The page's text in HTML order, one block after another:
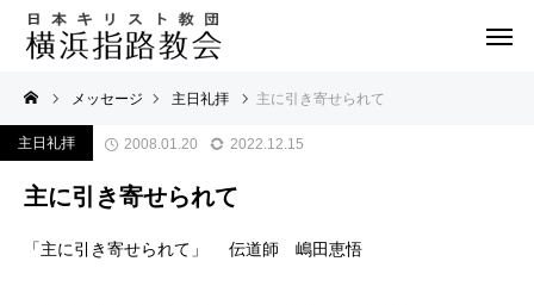
メッセージ 主日礼拝 主に引き寄せられて
主日礼拝 2008.01.20 2022.12.15
主に引き寄せられて
「主に引き寄せられて」 伝道師 嶋田恵悟